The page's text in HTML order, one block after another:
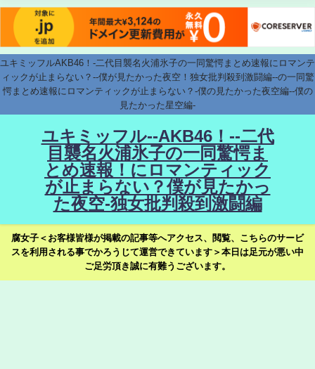
ユキミッフルAKB46！-二代目襲名火浦氷子の一同驚愕まとめ速報にロマンテ
ィックが止まらない？--僕が見たかった夜空！独女批判殺到激闘編--の一同驚
愕まとめ速報にロマンティックが止まらない？-僕の見たかった夜空編--僕の
見たかった星空編-
ユキミッフル--AKB46！--二代
目襲名火浦氷子の一同驚愕ま
とめ速報！にロマンティック
が止まらない？僕が見たかっ
た夜空-独女批判殺到激闘編
腐女子＜お客様皆様が掲載の記事等へアクセス、閲覧、こちらのサービ
スを利用される事でかろうじて運営できています＞本日は足元が悪い中
ご足労頂き誠に有難うございます。